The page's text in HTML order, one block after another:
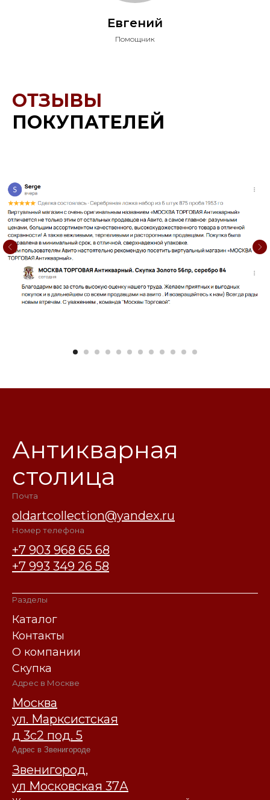
Евгений
Помощник
ОТЗЫВЫ
ПОКУПАТЕЛЕЙ
Антикварная
столица
Почта
oldartcollection@yandex.ru
Номер телефона
+7 903 968 65 68
+7 993 349 26 58
Разделы
Каталог
Контакты
О компании
Скупка
Адрес в Москве
Москва
ул. Марксистская
д 3с2 под. 5
Адрес в Звенигороде
Звенигород,
ул Московская 37А